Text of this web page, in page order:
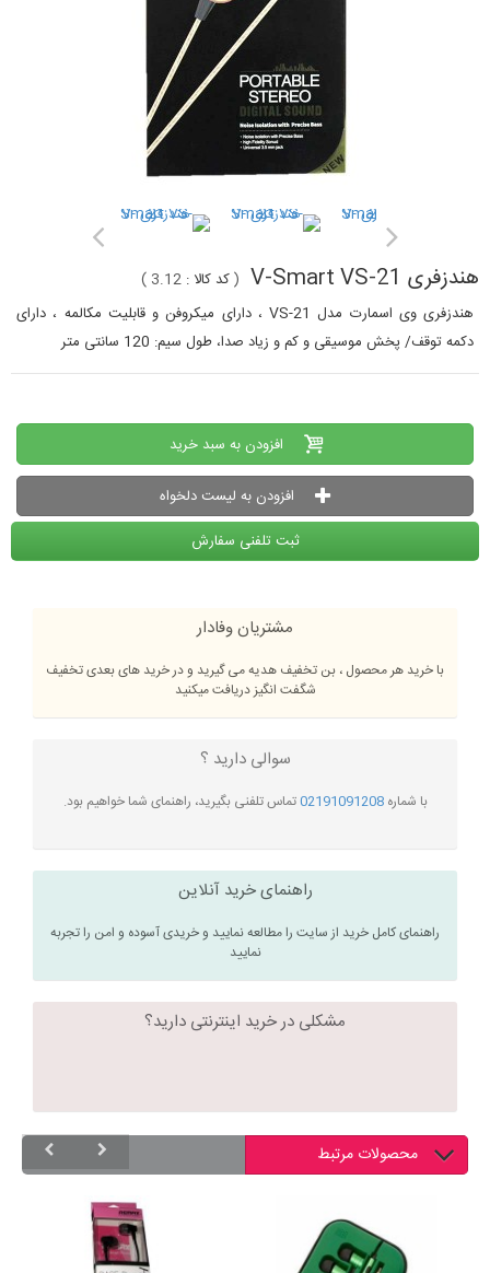
هندزفری V-Smart VS-21 (کد کالا : 3.12
)
هندزفری وی اسمارت مدل VS-21 ، دارای میکروفن و قابلیت مکالمه ، دارای
دکمه توقف/ پخش موسیقی و کم و زیاد صدا، طول سیم: 120 سانتی متر
افزودن به سبد خرید
افزودن به لیست دلخواه
ثبت تلفنی سفارش
مشتریان وفادار
با خرید هر محصول ، بن تخفیف هدیه می گیرید و در خرید های بعدی تخفیف
شگفت انگیز دریافت میکنید
سوالی دارید ؟
با شماره02191091208تماس تلفنی بگیرید، راهنمای شما خواهیم بود.
راهنمای خرید آنلاین
راهنمای کامل خرید از سایت را مطالعه نمایید و خریدی آسوده و امن را تجربه
نمایید
مشکلی در خرید اینترنتی دارید؟
محصولات مرتبط